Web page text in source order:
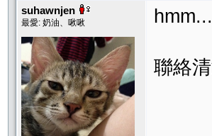
suhawnjen
最愛: 奶油、啾啾
聯絡